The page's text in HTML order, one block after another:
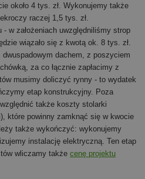
około 4 tys. zł. Wykonujemy także
raczej 1,5 tys. zł.
w założeniach uwzględniliśmy strop
wiązało się z kwotą ok. 8 tys. zł.
dachem, z poszyciem
za co łącznie zapłacimy z
musimy doliczyć rynny - to wydatek
etap konstrukcyjny. Poza
także koszty stolarki
które powinny zamknąć się w kwocie
także wykończyć: wykonujemy
instalację elektryczną. Ten etap
wliczamy także cenę projektu